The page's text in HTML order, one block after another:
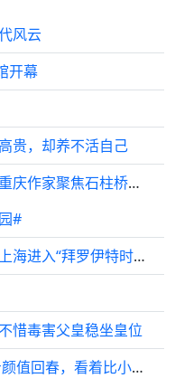
风云
开幕
贵，却养不活自己
文学赋能乡村振兴再添新篇——重庆作家聚焦石柱桥头镇山乡巨变
#
《特里斯坦与伊索尔德》来了，上海进入“拜罗伊特时间”
惜毒害父皇稳坐皇位
53岁袁立巴黎度假，瘦了有10斤颜值回春，看着比小12岁老公还年轻！